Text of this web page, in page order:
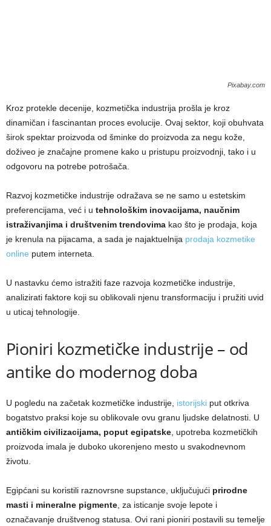
Pixabay.com
Kroz protekle decenije, kozmetička industrija prošla je kroz
dinamičan i fascinantan proces evolucije. Ovaj sektor, koji obuhvata
širok spektar proizvoda od šminke do proizvoda za negu kože,
doživeo je značajne promene kako u pristupu proizvodnji, tako i u
odgovoru na potrebe potrošača.
Razvoj kozmetičke industrije odražava se ne samo u estetskim
preferencijama, već i u tehnološkim inovacijama, naučnim
istraživanjima i društvenim trendovima kao što je prodaja, koja
je krenula na pijacama, a sada je najaktuelnija prodaja kozmetike
online putem interneta.
U nastavku ćemo istražiti faze razvoja kozmetičke industrije,
analizirati faktore koji su oblikovali njenu transformaciju i pružiti uvid
u uticaj tehnologije.
Pioniri kozmetičke industrije – od
antike do modernog doba
U pogledu na začetak kozmetičke industrije, istorijski put otkriva
bogatstvo praksi koje su oblikovale ovu granu ljudske delatnosti. U
antičkim civilizacijama, poput egipatske , upotreba kozmetičkih
proizvoda imala je duboko ukorenjeno mesto u svakodnevnom
životu.
Egipćani su koristili raznovrsne supstance, uključujući prirodne
masti i mineralne pigmente , za isticanje svoje lepote i
označavanje društvenog statusa. Ovi rani pioniri postavili su temelje